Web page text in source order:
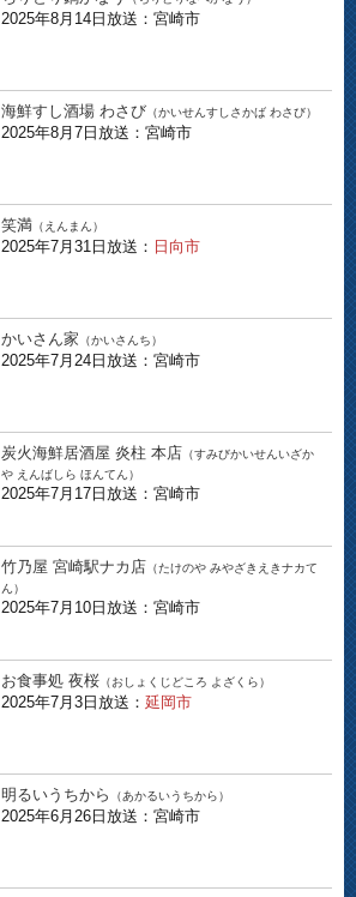
2025年8月14日放送：宮崎市
海鮮すし酒場 わさび （かいせんすしさかば わさび）
2025年8月7日放送：宮崎市
笑満 （えんまん）
2025年7月31日放送： 日向市
かいさん家 （かいさんち）
2025年7月24日放送：宮崎市
炭火海鮮居酒屋 炎柱 本店 （すみびかいせんいざか
や えんばしら ほんてん）
2025年7月17日放送：宮崎市
竹乃屋 宮崎駅ナカ店 （たけのや みやざきえきナカて
ん）
2025年7月10日放送：宮崎市
お食事処 夜桜 （おしょくじどころ よざくら）
2025年7月3日放送： 延岡市
明るいうちから （あかるいうちから）
2025年6月26日放送：宮崎市